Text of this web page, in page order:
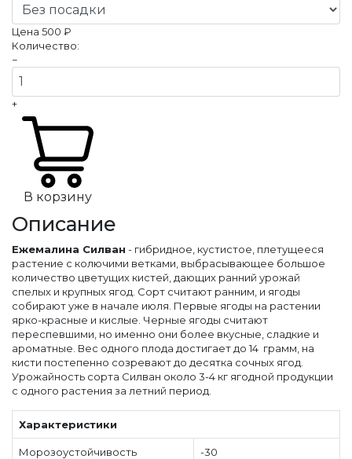
Цена 500 ₽
Количество:
−
+
В корзину
Описание
Ежемалина Силван - гибридное, кустистое, плетущееся
растение с колючими ветками, выбрасывающее большое
количество цветущих кистей, дающих ранний урожай
спелых и крупных ягод. Сорт считают ранним, и ягоды
собирают уже в начале июля. Первые ягоды на растении
ярко-красные и кислые. Черные ягоды считают
переспевшими, но именно они более вкусные, сладкие и
ароматные. Вес одного плода достигает до 14 грамм, на
кисти постепенно созревают до десятка сочных ягод.
Урожайность сорта Силван около 3-4 кг ягодной продукции
с одного растения за летний период.
Характеристики
Морозоустойчивость -30